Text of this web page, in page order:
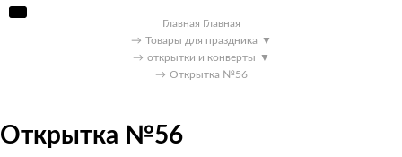
Главная Главная
→ Товары для праздника ▼
→ открытки и конверты ▼
→ Открытка №56
Открытка №56